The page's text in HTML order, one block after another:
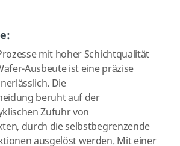
mit hoher Schichtqualität
Ausbeute ist eine präzise
Die
beruht auf der
Zufuhr von
durch die selbstbegrenzende
ausgelöst werden. Mit einer